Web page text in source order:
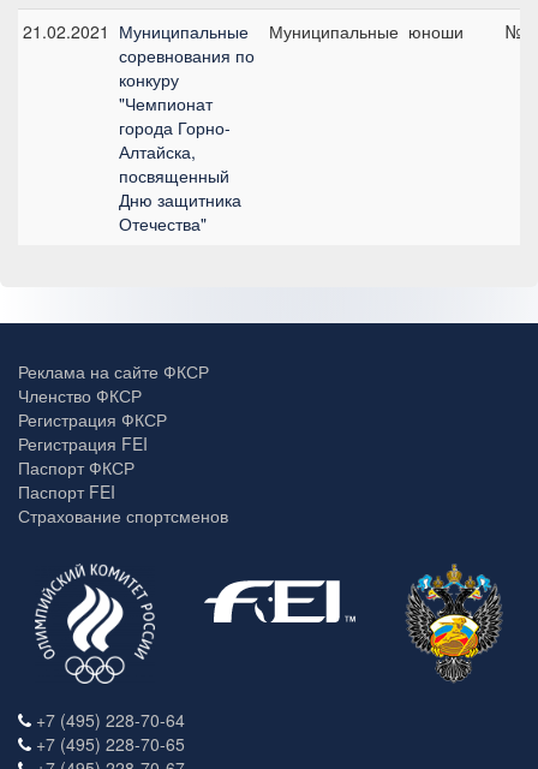
21.02.2021 Муниципальные
соревнования по
конкуру
"Чемпионат
города Горно-
Алтайска,
посвященный
Дню защитника
Отечества"
Муниципальные юноши №4,
Реклама на сайте ФКСР
Членство ФКСР
Регистрация ФКСР
Регистрация FEI
Паспорт ФКСР
Паспорт FEI
Страхование спортсменов
+7 (495) 228-70-64
+7 (495) 228-70-65